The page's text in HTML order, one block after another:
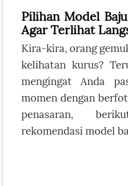
Pilihan Model
Agar Terlihat
Kira-kira, orang
kelihatan kurus?
mengingat Anda
momen dengan
penasaran,
rekomendasi model